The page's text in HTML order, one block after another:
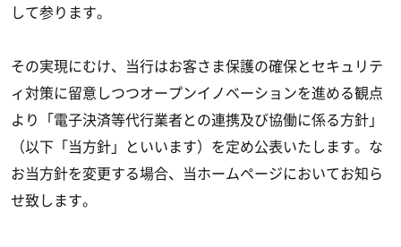
して参ります。
その実現にむけ、当行はお客さま保護の確保とセキュリテ
ィ対策に留意しつつオープンイノベーションを進める観点
より「電子決済等代行業者との連携及び協働に係る方針」
（以下「当方針」といいます）を定め公表いたします。な
お当方針を変更する場合、当ホームページにおいてお知ら
せ致します。